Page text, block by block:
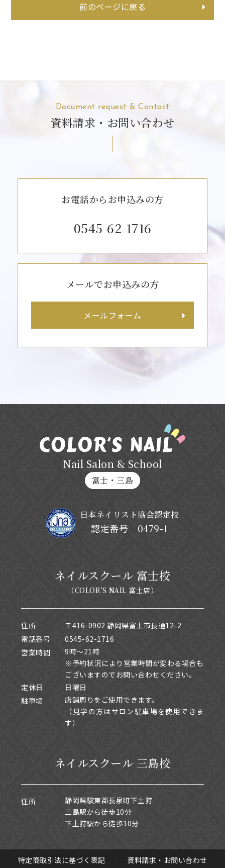
前のページに戻る
Document request & Contact
資料請求・お問い合わせ
お電話からお申込みの方
0545-62-1716
メールでお申込みの方
メールフォーム
Nail Salon & School
富士・三島
日本ネイリスト協会認定校
認定番号 0479-1
ネイルスクール 富士校
（COLOR'S NAIL 富士店）
住所
〒416-0902 静岡県富士市長通12-2
電話番号
0545-62-1716
営業時間
9時～21時
※予約状況により営業時間が変わる場合も
ございますのでお問い合わせください。
定休日
日曜日
駐車場
店舗周りをご使用できます。
（見学の方はサロン駐車場を使用できま
す）
ネイルスクール 三島校
住所
静岡県駿東郡長泉町下土狩
三島駅から徒歩10分
下土狩駅から徒歩10分
特定商取引法に基づく表記 資料請求・お問い合わせ